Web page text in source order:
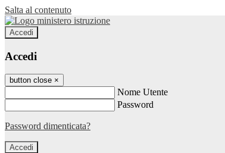
Salta al contenuto
Accedi
Accedi
button close ×
Nome Utente
Password
Password dimenticata?